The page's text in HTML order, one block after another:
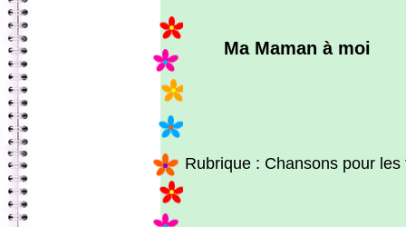
Ma Maman à moi
Rubrique : Chansons pour les